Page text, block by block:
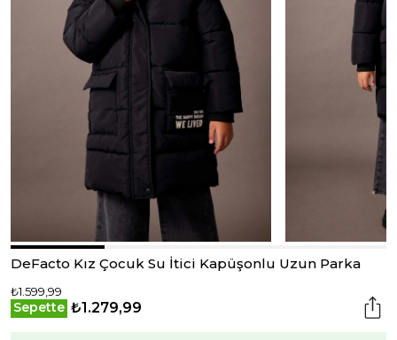
DeFacto Kız Çocuk Su İtici Kapüşonlu Uzun Parka
₺1.599,99
Sepette ₺1.279,99